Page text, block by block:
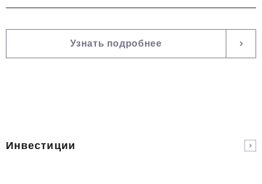
Узнать подробнее
Инвестиции